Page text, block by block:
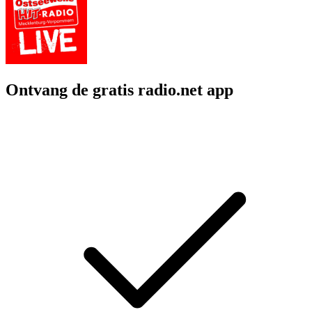
Ontvang de gratis radio.net app